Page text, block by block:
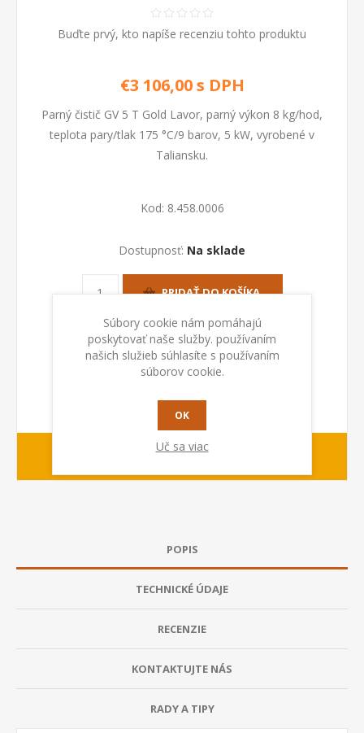
Buďte prvý, kto napíše recenziu tohto produktu
€3 106,00 s DPH
Parný čistič GV 5 T Gold Lavor, parný výkon 8 kg/hod,
teplota pary/tlak 175 °C/9 barov, 5 kW, vyrobené v
Taliansku.
Kod: 8.458.0006
Dostupnosť: Na sklade
PRIDAŤ DO KOŠÍKA
Dodacia lehota:1-2 dny
POPIS
TECHNICKÉ ÚDAJE
RECENZIE
KONTAKTUJTE NÁS
RADY A TIPY
Súbory cookie nám pomáhajú
poskytovať naše služby. používaním
našich služieb súhlasíte s používaním
súborov cookie.
OK
Uč sa viac